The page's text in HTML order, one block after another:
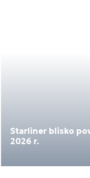
Starliner blisko
2026 r.